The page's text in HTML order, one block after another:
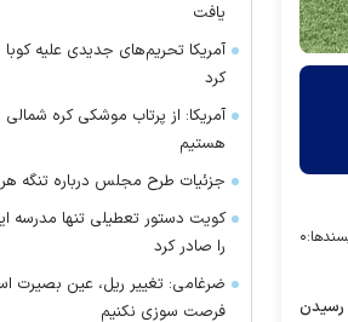
۰
برای رسیدن
یافت
آمریکا تحریم‌های جدیدی علیه کوبا
کرد
آمریکا: از پرتاب موشکی کره
هستیم
جزئیات طرح مجلس درباره تنگه
کویت دستور تعطیلی تنها مدرسه
را صادر کرد
ضرغامی: تغییر ریل، عین بصیرت
فرصت سوزی نکنیم